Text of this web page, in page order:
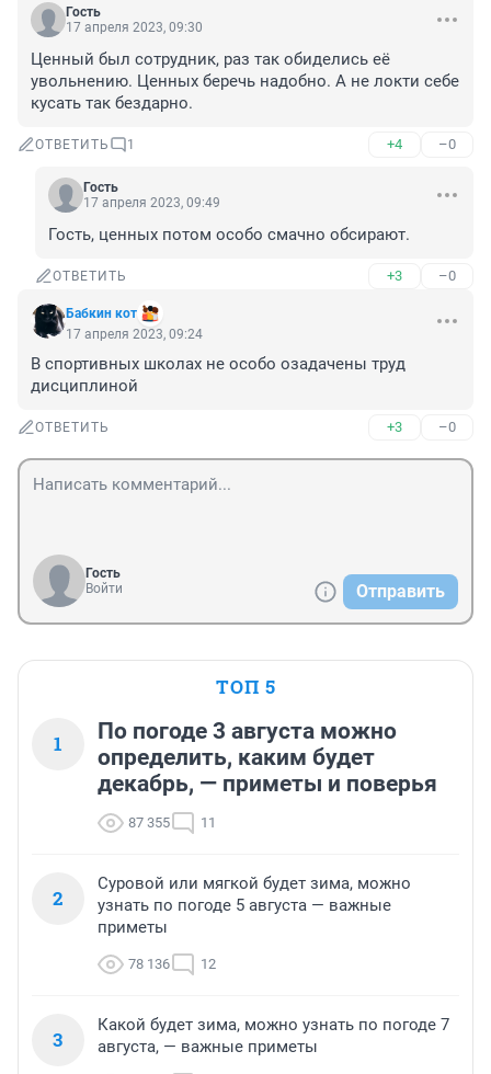
Гость
17 апреля 2023, 09:30
Ценный был сотрудник, раз так обиделись её
увольнению. Ценных беречь надобно. А не локти себе
кусать так бездарно.
ОТВЕТИТЬ 1 +4 –0
Гость
17 апреля 2023, 09:49
Гость, ценных потом особо смачно обсирают.
ОТВЕТИТЬ +3 –0
Бабкин кот
17 апреля 2023, 09:24
В спортивных школах не особо озадачены труд
дисциплиной
ОТВЕТИТЬ +3 –0
Гость
Войти
Отправить
ТОП 5
1
По погоде 3 августа можно
определить, каким будет
декабрь, — приметы и поверья
87 355 11
2
Суровой или мягкой будет зима, можно
узнать по погоде 5 августа — важные
приметы
78 136 12
3
Какой будет зима, можно узнать по погоде 7
августа, — важные приметы